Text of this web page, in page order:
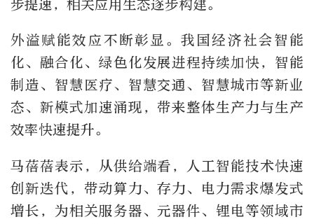
步提速，相关应用生态逐步构建。
外溢赋能效应不断彰显。我国经济社会智能
化、融合化、绿色化发展进程持续加快，智能
制造、智慧医疗、智慧交通、智慧城市等新业
态、新模式加速涌现，带来整体生产力与生产
效率快速提升。
马蓓蓓表示，从供给端看，人工智能技术快速
创新迭代，带动算力、存力、电力需求爆发式
增长，为相关服务器、元器件、锂电等领域市